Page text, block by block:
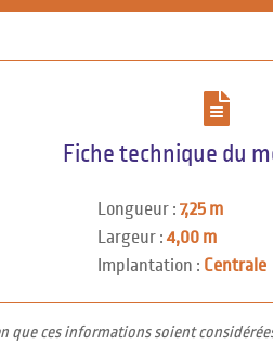
Fiche technique du
Longueur : 7,25 m
Largeur : 4,00 m
Implantation : Centrale
que ces informations soient